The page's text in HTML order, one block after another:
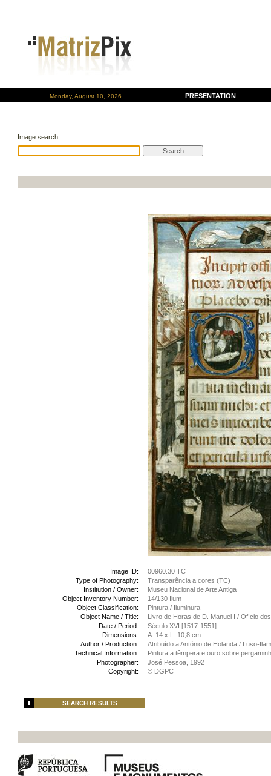
Monday, August 10, 2026 PRESENTATION
Image search
Image ID:
00960.30 TC
Type of Photography:
Transparência a cores (TC)
Institution / Owner:
Museu Nacional de Arte Antiga
Object Inventory Number:
14/130 Ilum
Object Classification:
Pintura / Iluminura
Object Name / Title:
Livro de Horas de D. Manuel I / Ofício
Date / Period:
Século XVI [1517-1551]
Dimensions:
A. 14 x L. 10,8 cm
Author / Production:
Atribuído a António de Holanda / Luso-
Technical Information:
Pintura a têmpera e ouro sobre
Photographer:
José Pessoa, 1992
Copyright:
© DGPC
SEARCH RESULTS